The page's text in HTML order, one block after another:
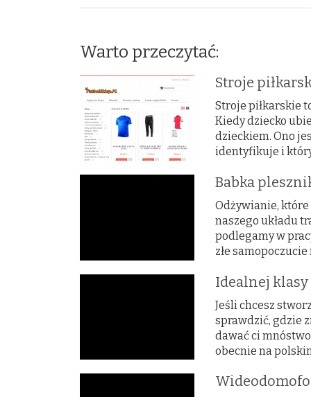
Warto przeczytać:
Stroje
Stroje piłkarskie
Kiedy dziecko
dzieckiem. Ono
identyfikuje i
Babka
Odżywianie,
naszego układu
podlegamy w
złe
Idealnej
Jeśli chcesz
sprawdzić, gdzie
dawać ci
obecnie na